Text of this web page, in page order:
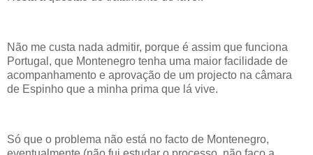
Não me custa nada admitir, porque é assim que funciona
Portugal, que Montenegro tenha uma maior facilidade de
acompanhamento e aprovação de um projecto na câmara
de Espinho que a minha prima que lá vive.
Só que o problema não está no facto de Montenegro,